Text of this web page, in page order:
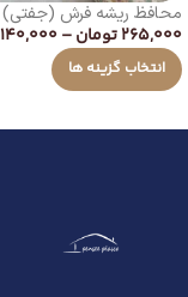
محافظ ریشه فرش (جفتی)
265,000تومان–
140,000
انتخاب گزینه ها